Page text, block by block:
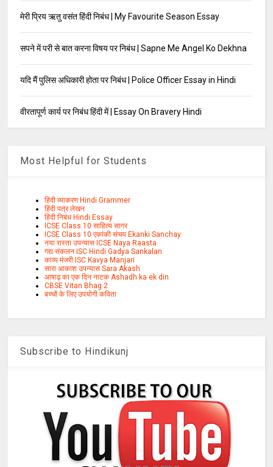
मेरी प्रिय ऋतु वसंत हिंदी निबंध | My Favourite Season Essay
सपने में परी से बात करना विषय पर निबंध | Sapne Me Angel Ko Dekhna
यदि मैं पुलिस अधिकारी होता पर निबंध | Police Officer Essay in Hindi
वीरतापूर्ण कार्य पर निबंध हिंदी में | Essay On Bravery Hindi
Most Helpful for Students
हिंदी व्याकरण Hindi Grammer
हिंदी पत्र लेखन
हिंदी निबंध Hindi Essay
ICSE Class 10 साहित्य सागर
ICSE Class 10 एकांकी संचय Ekanki Sanchay
नया रास्ता उपन्यास ICSE Naya Raasta
गद्य संकलन ISC Hindi Gadya Sankalan
काव्य मंजरी ISC Kavya Manjari
सारा आकाश उपन्यास Sara Akash
आषाढ़ का एक दिन नाटक Ashadh ka ek din
CBSE Vitan Bhag 2
बच्चों के लिए उपयोगी कविता
Subscribe to Hindikunj